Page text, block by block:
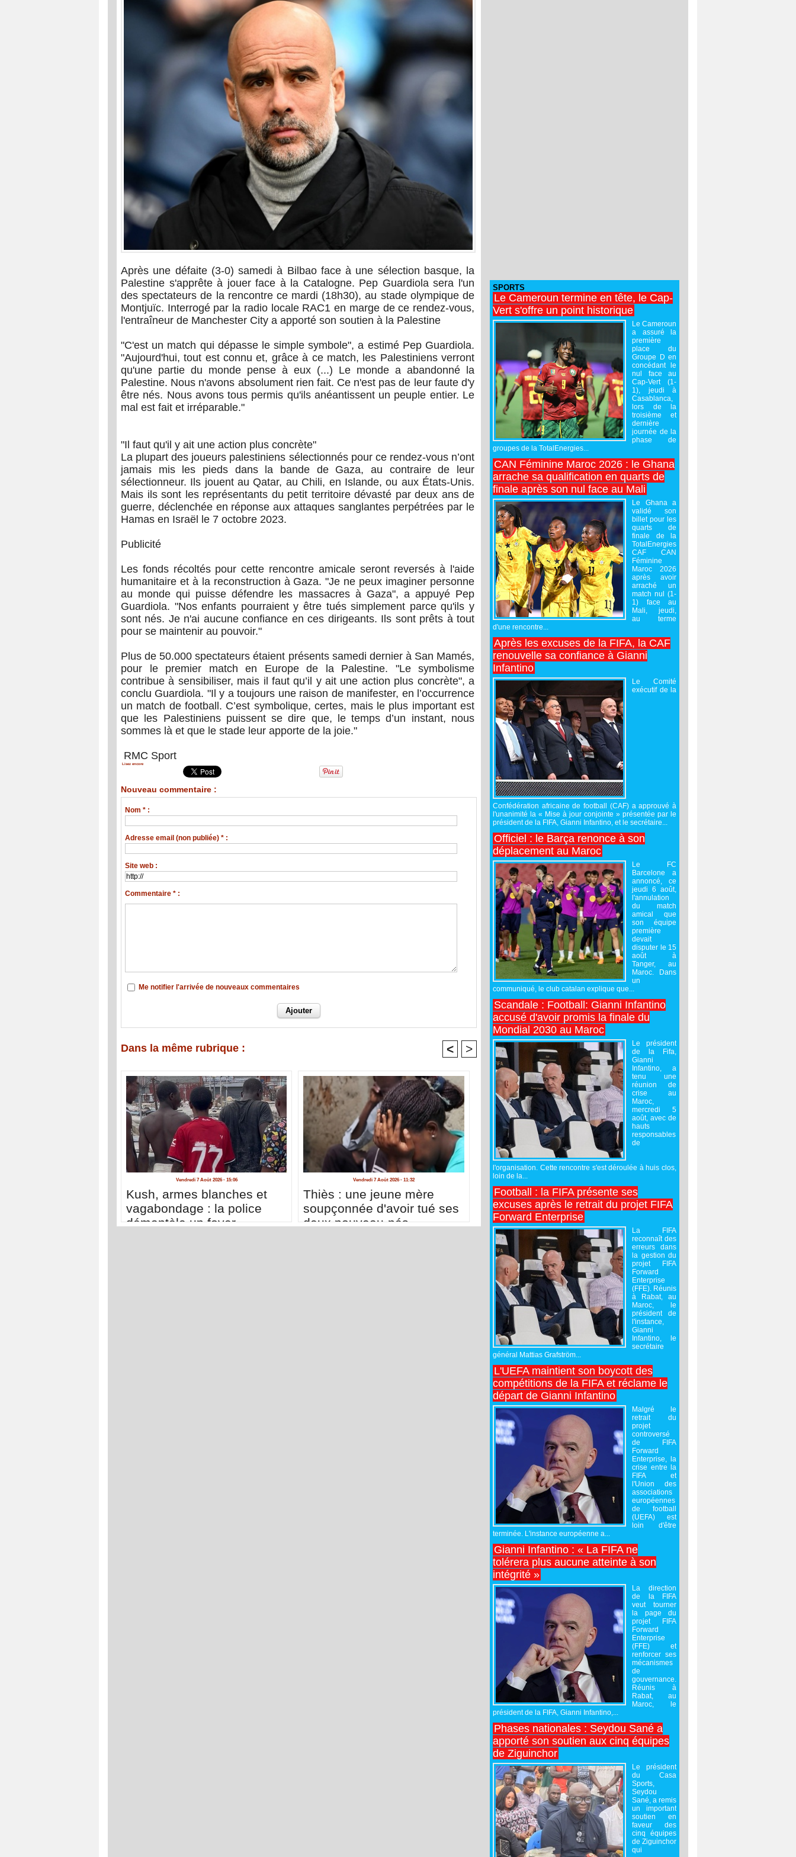
Après une défaite (3-0) samedi à Bilbao face à une sélection basque, la
Palestine s'apprête à jouer face à la Catalogne. Pep Guardiola sera l'un
des spectateurs de la rencontre ce mardi (18h30), au stade olympique de
Montjuïc. Interrogé par la radio locale RAC1 en marge de ce rendez-vous,
l'entraîneur de Manchester City a apporté son soutien à la Palestine
"C'est un match qui dépasse le simple symbole", a estimé Pep Guardiola.
"Aujourd'hui, tout est connu et, grâce à ce match, les Palestiniens verront
qu'une partie du monde pense à eux (...) Le monde a abandonné la
Palestine. Nous n'avons absolument rien fait. Ce n'est pas de leur faute d'y
être nés. Nous avons tous permis qu'ils anéantissent un peuple entier. Le
mal est fait et irréparable."
"Il faut qu'il y ait une action plus concrète"
La plupart des joueurs palestiniens sélectionnés pour ce rendez-vous n’ont
jamais mis les pieds dans la bande de Gaza, au contraire de leur
sélectionneur. Ils jouent au Qatar, au Chili, en Islande, ou aux États-Unis.
Mais ils sont les représentants du petit territoire dévasté par deux ans de
guerre, déclenchée en réponse aux attaques sanglantes perpétrées par le
Hamas en Israël le 7 octobre 2023.
Publicité
Les fonds récoltés pour cette rencontre amicale seront reversés à l'aide
humanitaire et à la reconstruction à Gaza. "Je ne peux imaginer personne
au monde qui puisse défendre les massacres à Gaza", a appuyé Pep
Guardiola. "Nos enfants pourraient y être tués simplement parce qu'ils y
sont nés. Je n'ai aucune confiance en ces dirigeants. Ils sont prêts à tout
pour se maintenir au pouvoir."
Plus de 50.000 spectateurs étaient présents samedi dernier à San Mamés,
pour le premier match en Europe de la Palestine. "Le symbolisme
contribue à sensibiliser, mais il faut qu’il y ait une action plus concrète", a
conclu Guardiola. "Il y a toujours une raison de manifester, en l’occurrence
un match de football. C’est symbolique, certes, mais le plus important est
que les Palestiniens puissent se dire que, le temps d’un instant, nous
sommes là et que le stade leur apporte de la joie."
RMC Sport
Lisez encore
Nouveau commentaire :
Nom * :
Adresse email (non publiée) * :
Site web :
Commentaire * :
Me notifier l'arrivée de nouveaux commentaires
Dans la même rubrique : < >
Vendredi 7 Août 2026 - 15:06
Kush, armes blanches et
vagabondage : la police
démantèle un foyer
Vendredi 7 Août 2026 - 11:32
Thiès : une jeune mère
soupçonnée d'avoir tué ses
deux nouveau-nés
SPORTS
Le Cameroun termine en tête, le Cap-
Vert s'offre un point historique
Le Cameroun
a assuré la
première
place du
Groupe D en
concédant le
nul face au
Cap-Vert (1-
1), jeudi à
Casablanca,
lors de la
troisième et
dernière
journée de la
phase de
groupes de la TotalEnergies...
CAN Féminine Maroc 2026 : le Ghana
arrache sa qualification en quarts de
finale après son nul face au Mali
Le Ghana a
validé son
billet pour les
quarts de
finale de la
TotalEnergies
CAF CAN
Féminine
Maroc 2026
après avoir
arraché un
match nul (1-
1) face au
Mali, jeudi,
au terme
d'une rencontre...
Après les excuses de la FIFA, la CAF
renouvelle sa confiance à Gianni
Infantino
Le Comité
exécutif de la
Confédération africaine de football (CAF) a approuvé à
l'unanimité la « Mise à jour conjointe » présentée par le
président de la FIFA, Gianni Infantino, et le secrétaire...
Officiel : le Barça renonce à son
déplacement au Maroc
Le FC
Barcelone a
annoncé, ce
jeudi 6 août,
l'annulation
du match
amical que
son équipe
première
devait
disputer le 15
août à
Tanger, au
Maroc. Dans
un
communiqué, le club catalan explique que...
Scandale : Football: Gianni Infantino
accusé d'avoir promis la finale du
Mondial 2030 au Maroc
Le président
de la Fifa,
Gianni
Infantino, a
tenu une
réunion de
crise au
Maroc,
mercredi 5
août, avec de
hauts
responsables
de
l'organisation. Cette rencontre s'est déroulée à huis clos,
loin de la...
Football : la FIFA présente ses
excuses après le retrait du projet FIFA
Forward Enterprise
La FIFA
reconnaît des
erreurs dans
la gestion du
projet FIFA
Forward
Enterprise
(FFE). Réunis
à Rabat, au
Maroc, le
président de
l'instance,
Gianni
Infantino, le
secrétaire
général Mattias Grafström...
L'UEFA maintient son boycott des
compétitions de la FIFA et réclame le
départ de Gianni Infantino
Malgré le
retrait du
projet
controversé
de FIFA
Forward
Enterprise, la
crise entre la
FIFA et
l'Union des
associations
européennes
de football
(UEFA) est
loin d'être
terminée. L'instance européenne a...
Gianni Infantino : « La FIFA ne
tolérera plus aucune atteinte à son
intégrité »
La direction
de la FIFA
veut tourner
la page du
projet FIFA
Forward
Enterprise
(FFE) et
renforcer ses
mécanismes
de
gouvernance.
Réunis à
Rabat, au
Maroc, le
président de la FIFA, Gianni Infantino,...
Phases nationales : Seydou Sané a
apporté son soutien aux cinq équipes
de Ziguinchor
Le président
du Casa
Sports,
Seydou
Sané, a remis
un important
soutien en
faveur des
cinq équipes
de Ziguinchor
qui